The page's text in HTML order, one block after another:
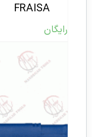
FRAISA
رایگان